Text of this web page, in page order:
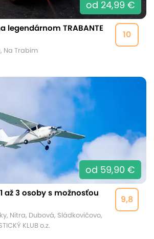
od 24,99 €
10
legendárnom TRABANTE
Na Trabim
od 59,90 €
9,8
až 3 osoby s možnosťou
Nitra, Dubová, Sládkovičovo,
KLUB o.z.